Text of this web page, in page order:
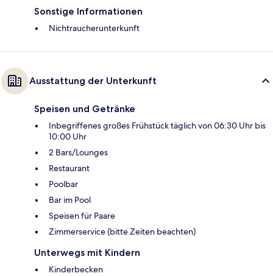
Sonstige Informationen
Nichtraucherunterkunft
Ausstattung der Unterkunft
Speisen und Getränke
Inbegriffenes großes Frühstück täglich von 06:30 Uhr bis
10:00 Uhr
2 Bars/Lounges
Restaurant
Poolbar
Bar im Pool
Speisen für Paare
Zimmerservice (bitte Zeiten beachten)
Unterwegs mit Kindern
Kinderbecken